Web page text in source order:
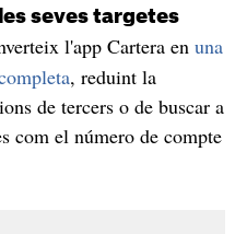
seves targetes
l'app Cartera en una
, reduint la
de tercers o de buscar a
com el número de compte